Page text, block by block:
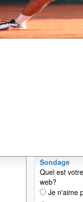
Sondage
Quel est
web?
Je n'aime